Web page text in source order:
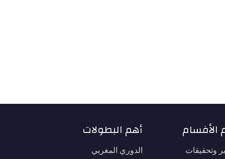
الأفسام
وتحقيقات
أهم البطولات
الدوري المغربي